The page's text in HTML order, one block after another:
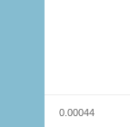
0.00044